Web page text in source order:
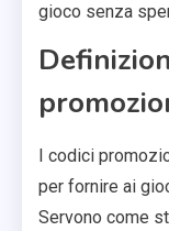
gioco senza
I codici
per fornire ai
Servono come